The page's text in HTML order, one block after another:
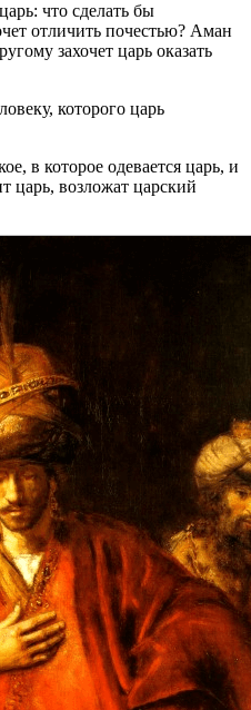
что сделать бы
отличить почестью? Аман
захочет царь оказать
которого царь
в которое одевается царь, и
царь, возложат царский